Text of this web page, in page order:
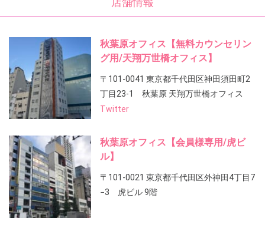
店舗情報
秋葉原オフィス【無料カウンセリン
グ用/天翔万世橋オフィス】
〒101-0041 東京都千代田区神田須田町2
丁目23-1 秋葉原 天翔万世橋オフィス
Twitter
秋葉原オフィス【会員様専用/虎ビ
ル】
〒101-0021 東京都千代田区外神田4丁目7
−3 虎ビル 9階